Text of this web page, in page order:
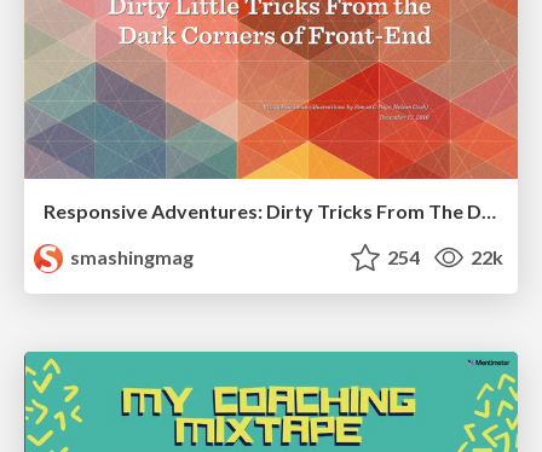
smashingmag
254 22k